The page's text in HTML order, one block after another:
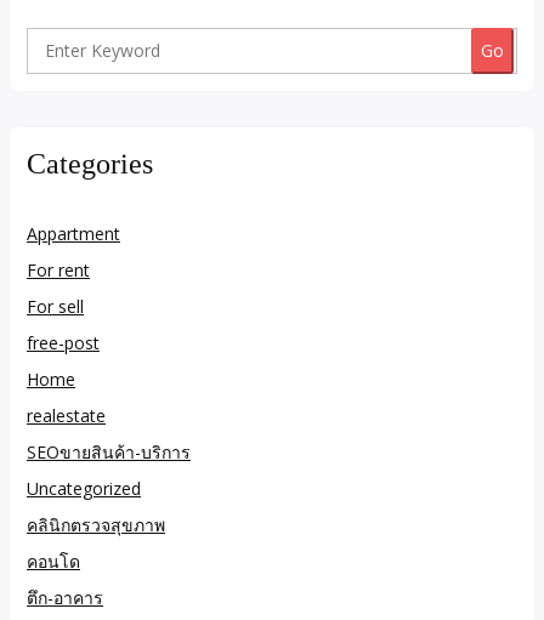
Search
Categories
Appartment
For rent
For sell
free-post
Home
realestate
SEOขายสินค้า-บริการ
Uncategorized
คลินิกตรวจสุขภาพ
คอนโด
ตึก-อาคาร